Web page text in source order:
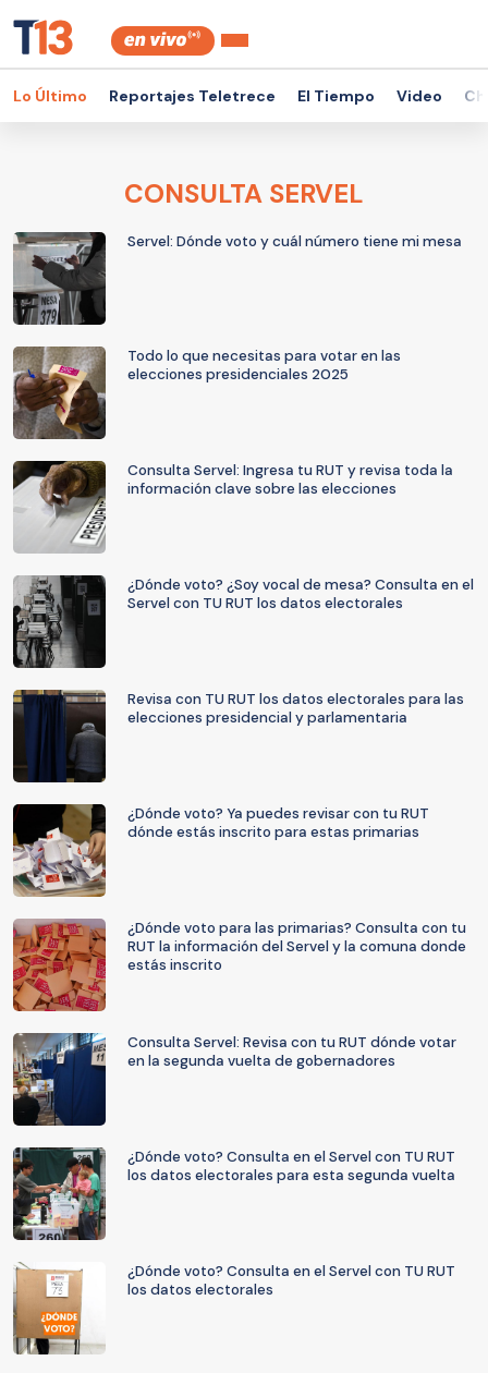
Lo Último Reportajes Teletrece El Tiempo Video
CONSULTA SERVEL
Servel: Dónde voto y cuál número tiene mi mesa
Todo lo que necesitas para votar en las
elecciones presidenciales 2025
Consulta Servel: Ingresa tu RUT y revisa toda la
información clave sobre las elecciones
¿Dónde voto? ¿Soy vocal de mesa? Consulta en el
Servel con TU RUT los datos electorales
Revisa con TU RUT los datos electorales para las
elecciones presidencial y parlamentaria
¿Dónde voto? Ya puedes revisar con tu RUT
dónde estás inscrito para estas primarias
¿Dónde voto para las primarias? Consulta con tu
RUT la información del Servel y la comuna donde
estás inscrito
Consulta Servel: Revisa con tu RUT dónde votar
en la segunda vuelta de gobernadores
¿Dónde voto? Consulta en el Servel con TU RUT
los datos electorales para esta segunda vuelta
¿Dónde voto? Consulta en el Servel con TU RUT
los datos electorales